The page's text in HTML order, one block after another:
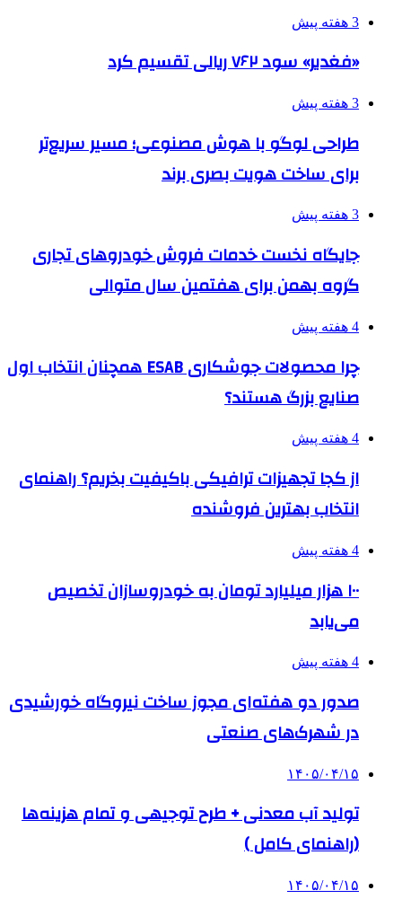
3 هفته پیش
«فغدیر» سود ۷۶۲ ریالی تقسیم کرد
3 هفته پیش
طراحی لوگو با هوش مصنوعی؛ مسیر سریع‌تر
برای ساخت هویت بصری برند
3 هفته پیش
جایگاه نخست خدمات فروش خودروهای تجاری
گروه بهمن برای هفتمین سال متوالی
4 هفته پیش
چرا محصولات جوشکاری ESAB همچنان انتخاب اول
صنایع بزرگ هستند؟
4 هفته پیش
از کجا تجهیزات ترافیکی باکیفیت بخریم؟ راهنمای
انتخاب بهترین فروشنده
4 هفته پیش
۱۰۰ هزار میلیارد تومان به خودروسازان تخصیص
می‌یابد
4 هفته پیش
صدور دو هفته‌ای مجوز ساخت نیروگاه خورشیدی
در شهرک‌های صنعتی
۱۴۰۵/۰۴/۱۵
تولید آب معدنی + طرح توجیهی و تمام هزینه‌ها
(راهنمای کامل )
۱۴۰۵/۰۴/۱۵